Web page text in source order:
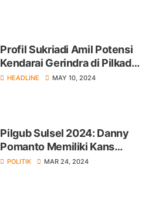
Profil Sukriadi Amil Potensi
Kendarai Gerindra di Pilkada
Mamuju 2024
HEADLINE MAY 10, 2024
Pilgub Sulsel 2024: Danny
Pomanto Memiliki Kans
Besar Jadi Calon Gubernur
POLITIK MAR 24, 2024